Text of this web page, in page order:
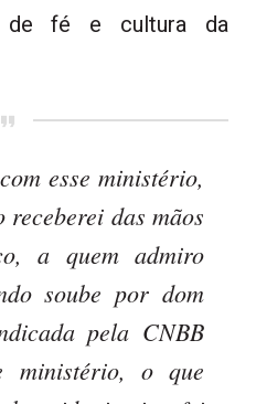
de fé e cultura da
esse ministério,
das mãos
a quem admiro
soube por dom
pela CNBB
ministério, o que